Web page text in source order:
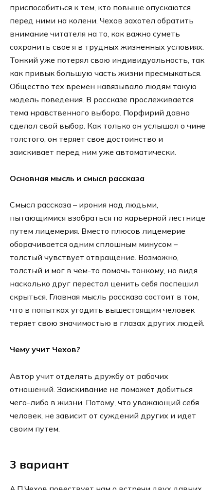
приспособиться к тем, кто повыше опускаются
перед ними на колени. Чехов захотел обратить
внимание читателя на то, как важно суметь
сохранить свое я в трудных жизненных условиях.
Тонкий уже потерял свою индивидуальность, так
как привык большую часть жизни пресмыкаться.
Общество тех времен навязывало людям такую
модель поведения. В рассказе прослеживается
тема нравственного выбора. Порфирий давно
сделал свой выбор. Как только он услышал о чине
толстого, он теряет свое достоинство и
заискивает перед ним уже автоматически.
Основная мысль и смысл рассказа
Смысл рассказа – ирония над людьми,
пытающимися взобраться по карьерной лестнице
путем лицемерия. Вместо плюсов лицемерие
оборачивается одним сплошным минусом –
толстый чувствует отвращение. Возможно,
толстый и мог в чем-то помочь тонкому, но видя
насколько друг перестал ценить себя поспешил
скрыться. Главная мысль рассказа состоит в том,
что в попытках угодить вышестоящим человек
теряет свою значимостью в глазах других людей.
Чему учит Чехов?
Автор учит отделять дружбу от рабочих
отношений. Заискивание не поможет добиться
чего-либо в жизни. Потому, что уважающий себя
человек, не зависит от суждений других и идет
своим путем.
3 вариант